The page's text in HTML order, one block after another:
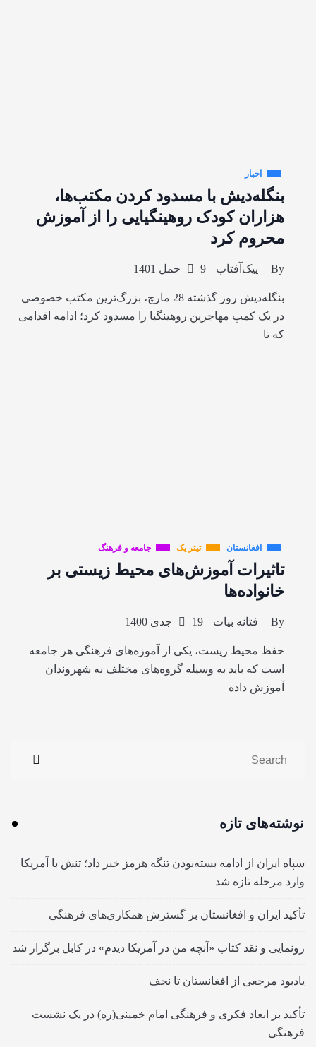
اخبار
بنگله‌دیش با مسدود کردن مکتب‌ها،
هزاران کودک روهینگیایی را از آموزش
محروم کرد
By پیک‌آفتاب 9 حمل 1401
بنگله‌دیش روز گذشته 28 مارچ، بزرگ‌ترین مکتب خصوصی
در یک کمپ مهاجرین روهینگیا را مسدود کرد؛ ادامه اقدامی
که تا
افغانستان تیتر یک جامعه و فرهنگ
تاثیرات آموزش‌های محیط زیستی بر
خانواده‌ها
By فتانه بیات 19 جدی 1400
حفظ محیط زیست، یکی از آموزه‌های فرهنگی هر جامعه
است که باید به وسیله گروه‌های مختلف به شهروندان
آموزش داده
نوشته‌های تازه
سپاه ایران از ادامه بسته‌بودن تنگه هرمز خبر داد؛ تنش با آمریکا
وارد مرحله تازه شد
تأکید ایران و افغانستان بر گسترش همکاری‌های فرهنگی
رونمایی و نقد کتاب «آنچه من در آمریکا دیدم» در کابل برگزار شد
یادبود مرجعی از افغانستان تا نجف
تأکید بر ابعاد فکری و فرهنگی امام خمینی(ره) در یک نشست
فرهنگی